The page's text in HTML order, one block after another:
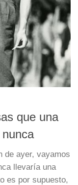
que una
de ayer, vayamos
llevaría una
es por supuesto,